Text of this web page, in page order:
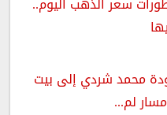
محمد شردي إلى بيت
لم...